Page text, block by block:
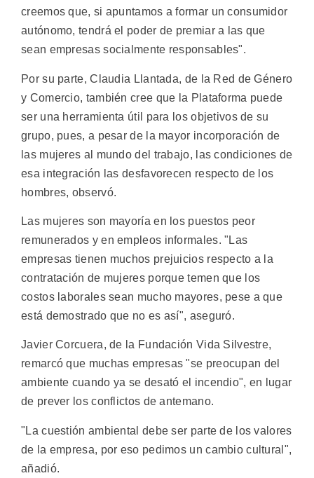
creemos que, si apuntamos a formar un consumidor
autónomo, tendrá el poder de premiar a las que
sean empresas socialmente responsables".
Por su parte, Claudia Llantada, de la Red de Género
y Comercio, también cree que la Plataforma puede
ser una herramienta útil para los objetivos de su
grupo, pues, a pesar de la mayor incorporación de
las mujeres al mundo del trabajo, las condiciones de
esa integración las desfavorecen respecto de los
hombres, observó.
Las mujeres son mayoría en los puestos peor
remunerados y en empleos informales. "Las
empresas tienen muchos prejuicios respecto a la
contratación de mujeres porque temen que los
costos laborales sean mucho mayores, pese a que
está demostrado que no es así", aseguró.
Javier Corcuera, de la Fundación Vida Silvestre,
remarcó que muchas empresas "se preocupan del
ambiente cuando ya se desató el incendio", en lugar
de prever los conflictos de antemano.
"La cuestión ambiental debe ser parte de los valores
de la empresa, por eso pedimos un cambio cultural",
añadió.